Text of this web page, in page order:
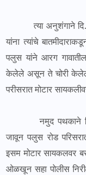
त्या अनुशंगाने दि.
यांना त्यांचे
पलुस यांने आरग गावातील
केलेले असून ते चोरी केलेले
परीसरात मोटार
नमुद पथकाने मिळाले
जावून पलुस रोड
इसम मोटार सायकलवर
ओळखून सहा पोलीस